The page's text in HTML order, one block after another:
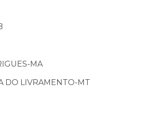
MA
DO LIVRAMENTO-MT